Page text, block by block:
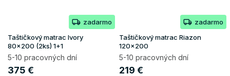
zadarmo
Taštičkový matrac Ivory
80x200 (2ks) 1+1
5-10 pracovných dní
375 €
zadarmo
Taštičkový matrac Riazon
120x200
5-10 pracovných dní
219 €